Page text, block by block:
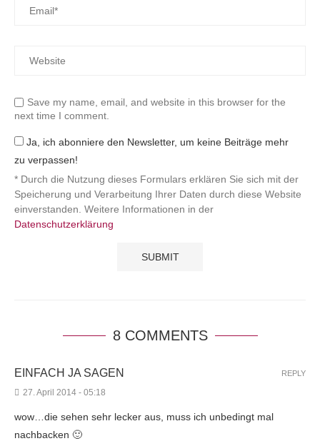
Save my name, email, and website in this browser for the
next time I comment.
Ja, ich abonniere den Newsletter, um keine Beiträge mehr
zu verpassen!
* Durch die Nutzung dieses Formulars erklären Sie sich mit der
Speicherung und Verarbeitung Ihrer Daten durch diese Website
einverstanden. Weitere Informationen in der
Datenschutzerklärung
8 COMMENTS
EINFACH JA SAGEN
27. April 2014 - 05:18
wow…die sehen sehr lecker aus, muss ich unbedingt mal
nachbacken 🙂
REPLY